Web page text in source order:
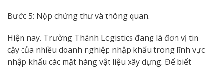
Bước 5: Nộp chứng thư và thông quan.
Hiện nay, Trường Thành Logistics đang là đơn vị tin
cậy của nhiều doanh nghiệp nhập khẩu trong lĩnh vực
nhập khẩu các mặt hàng vật liệu xây dựng. Để biết